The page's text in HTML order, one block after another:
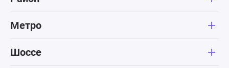
Метро
Шоссе